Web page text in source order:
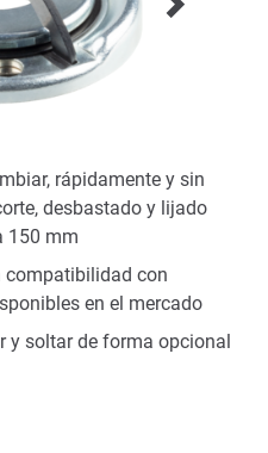
rápidamente y sin
desbastado y lijado
150 mm
compatibilidad con
en el mercado
y soltar de forma opcional